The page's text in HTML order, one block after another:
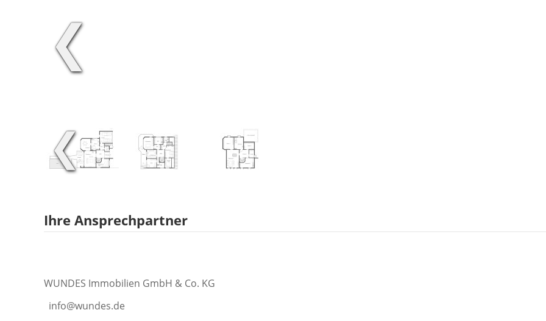
❮
❮
Ihre Ansprechpartner
WUNDES Immobilien GmbH & Co. KG
info@wundes.de